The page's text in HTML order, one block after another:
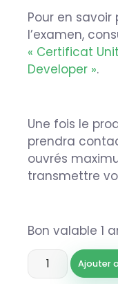
Pour en
l’examen,
« Certificat
Developer ».
Une fois le
prendra
ouvrés
transmettre
Bon valable 1
Ajouter